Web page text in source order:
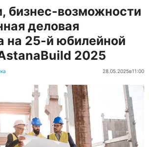
бизнес-возможности
деловая
на 25-й юбилейной
2025
28.05.2025в11:00